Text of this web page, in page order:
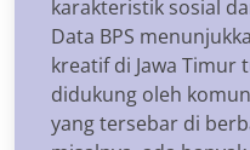
karakteristik sosial
Data BPS
kreatif di Jawa Timur
didukung oleh
yang tersebar di